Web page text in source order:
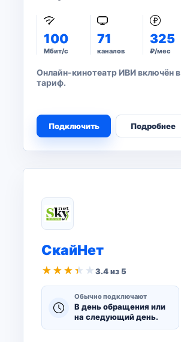
100
Мбит/с
71
каналов
325
₽/мес
Онлайн-кинотеатр ИВИ включён в
тариф.
Подключить Подробнее
СкайНет
★ ★ ★ ★ ★3.4 из 5
Обычно подключают
В день обращения или
на следующий день.